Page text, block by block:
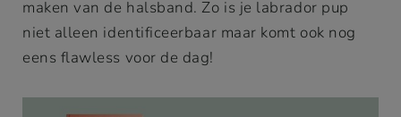
maken van de halsband. Zo is je labrador pup
niet alleen identificeerbaar maar komt ook nog
eens flawless voor de dag!